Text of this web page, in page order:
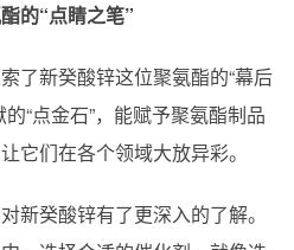
的“点睛之笔”
了新癸酸锌这位聚氨酯的“幕后
“点金石”，能赋予聚氨酯制品
它们在各个领域大放异彩。
新癸酸锌有了更深入的了解。